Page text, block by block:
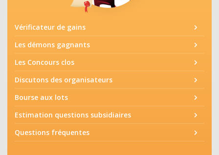
Vérificateur de gains
Les démons gagnants
Les Concours clos
Discutons des organisateurs
Bourse aux lots
Estimation questions subsidiaires
Questions fréquentes